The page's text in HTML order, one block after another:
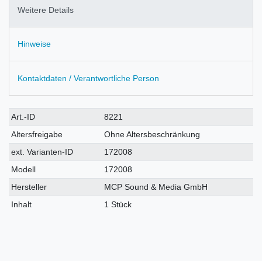
Weitere Details
Hinweise
Kontaktdaten / Verantwortliche Person
Technisches
Merkmal
Wert
Art.-ID
8221
Altersfreigabe
Ohne Altersbeschränkung
ext. Varianten-ID
172008
Modell
172008
Hersteller
MCP Sound & Media GmbH
Inhalt
1 Stück